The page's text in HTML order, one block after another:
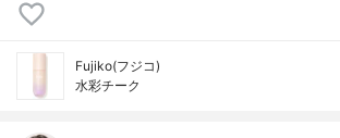
Fujiko(フジコ)
水彩チーク